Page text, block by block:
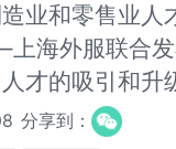
业和零售业人
海外服联合
才的吸引和升
分享到：